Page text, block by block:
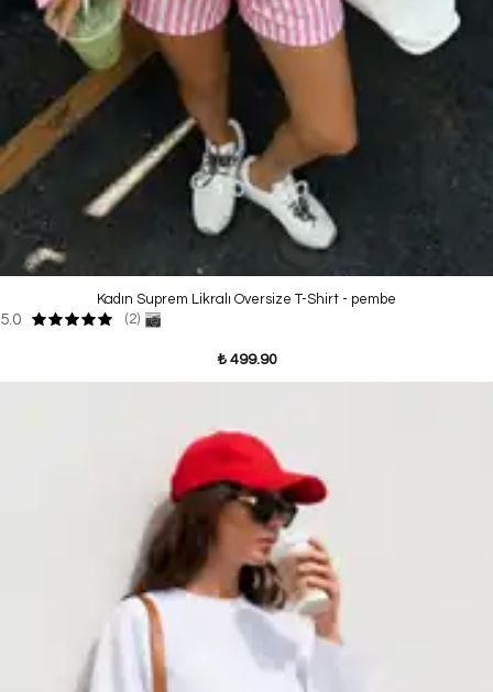
Kadın Suprem Likralı Oversize T-Shirt - pembe
5.0 (2)
₺ 499.90